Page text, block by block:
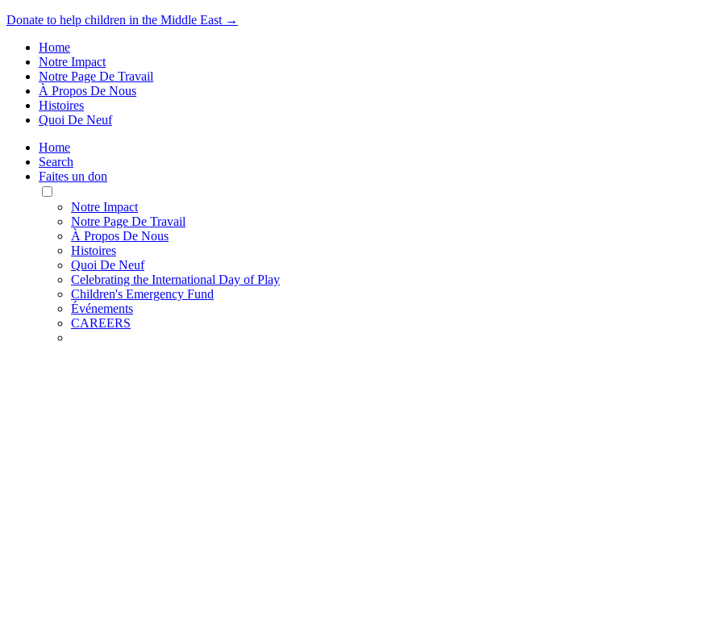
Donate to help children in the Middle East →
Home
Notre Impact
Notre Page De Travail
À Propos De Nous
Histoires
Quoi De Neuf
Home
Search
Faites un don
Toggle
Mobile
Menu
Notre Impact
Notre Page De Travail
À Propos De Nous
Histoires
Quoi De Neuf
Celebrating the International Day of Play
Children's Emergency Fund
Événements
CAREERS